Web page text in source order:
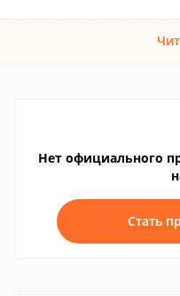
Нет официального
Стать